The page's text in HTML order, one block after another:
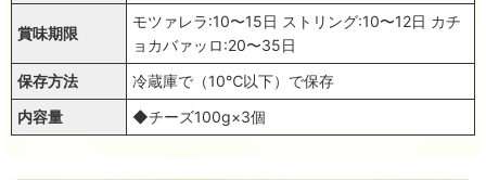
賞味期限
モツァレラ:10〜15日 ストリング:10〜12日 カチ
ョカバァッロ:20〜35日
保存方法
冷蔵庫で（10℃以下）で保存
内容量
◆チーズ100g×3個